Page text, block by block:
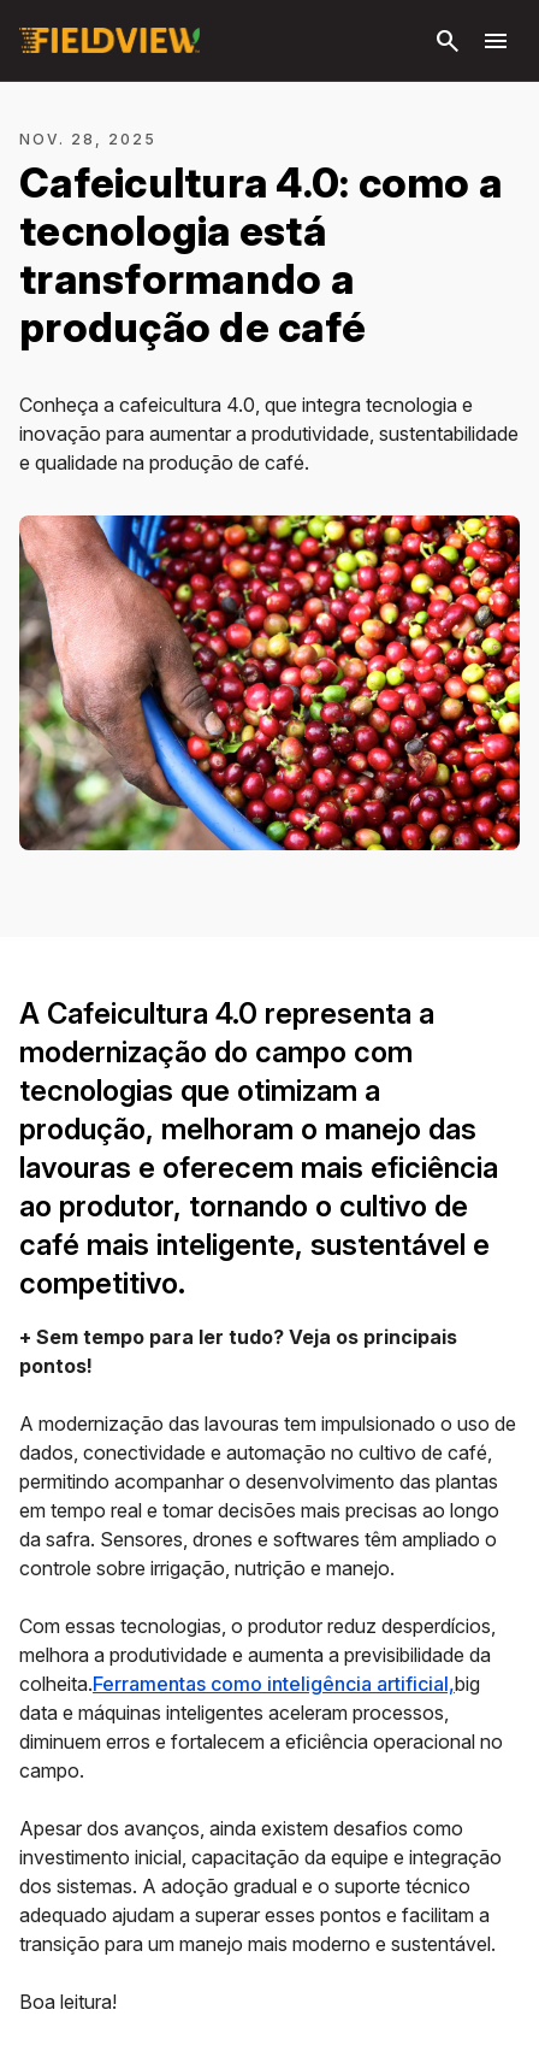
principal
search menu
NOV. 28, 2025
Cafeicultura 4.0: como a
tecnologia está
transformando a
produção de café
Conheça a cafeicultura 4.0, que integra tecnologia e
inovação para aumentar a produtividade, sustentabilidade
e qualidade na produção de café.
A Cafeicultura 4.0 representa a
modernização do campo com
tecnologias que otimizam a
produção, melhoram o manejo das
lavouras e oferecem mais eficiência
ao produtor, tornando o cultivo de
café mais inteligente, sustentável e
competitivo.
+ Sem tempo para ler tudo? Veja os principais
pontos!
A modernização das lavouras tem impulsionado o uso de
dados, conectividade e automação no cultivo de café,
permitindo acompanhar o desenvolvimento das plantas
em tempo real e tomar decisões mais precisas ao longo
da safra. Sensores, drones e softwares têm ampliado o
controle sobre irrigação, nutrição e manejo.
Com essas tecnologias, o produtor reduz desperdícios,
melhora a produtividade e aumenta a previsibilidade da
colheita.Ferramentas como inteligência artificial,big
data e máquinas inteligentes aceleram processos,
diminuem erros e fortalecem a eficiência operacional no
campo.
Apesar dos avanços, ainda existem desafios como
investimento inicial, capacitação da equipe e integração
dos sistemas. A adoção gradual e o suporte técnico
adequado ajudam a superar esses pontos e facilitam a
transição para um manejo mais moderno e sustentável.
Boa leitura!